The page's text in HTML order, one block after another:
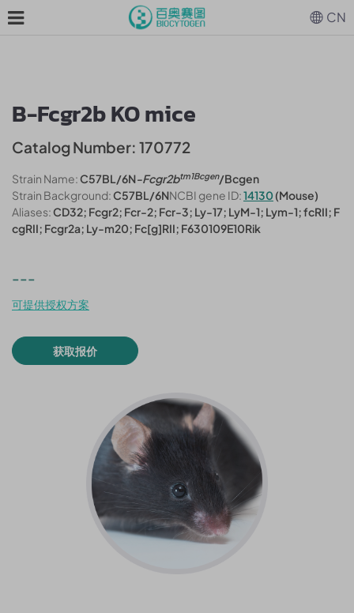
B-Fcgr2b KO mice
Catalog Number: 170772
Strain Name:C57BL/6N-Fcgr2btm1Bcgen/Bcgen
Strain Background:C57BL/6NNCBI gene ID:14130 (Mouse)
Aliases:CD32; Fcgr2; Fcr-2; Fcr-3; Ly-17; LyM-1; Lym-1; fcRII; F
cgRII; Fcgr2a; Ly-m20; Fc[g]RII; F630109E10Rik
---
可提供授权方案
获取报价
CN